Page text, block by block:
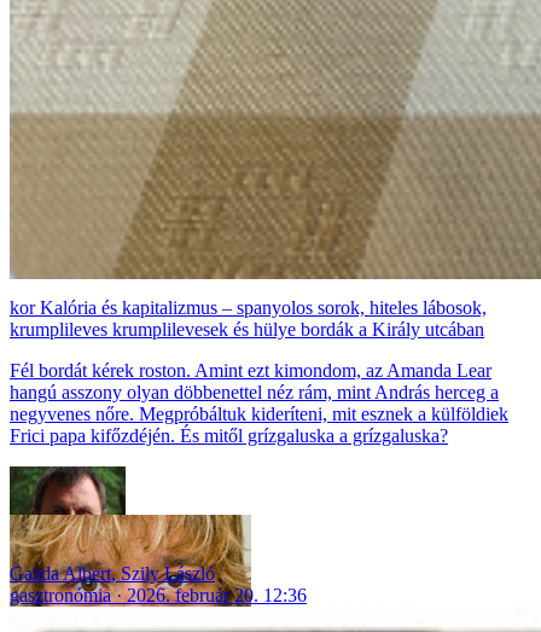
Kalória és kapitalizmus – spanyolos sorok, hiteles lábosok,
krumplileves krumplilevesek és hülye bordák a Király utcában
Fél bordát kérek roston. Amint ezt kimondom, az Amanda Lear
hangú asszony olyan döbbenettel néz rám, mint András herceg a
negyvenes nőre. Megpróbáltuk kideríteni, mit esznek a külföldiek
Frici papa kifőzdéjén. És mitől grízgaluska a grízgaluska?
Gazda Albert,Szily László
gasztronómia
2026. február 20. 12:36